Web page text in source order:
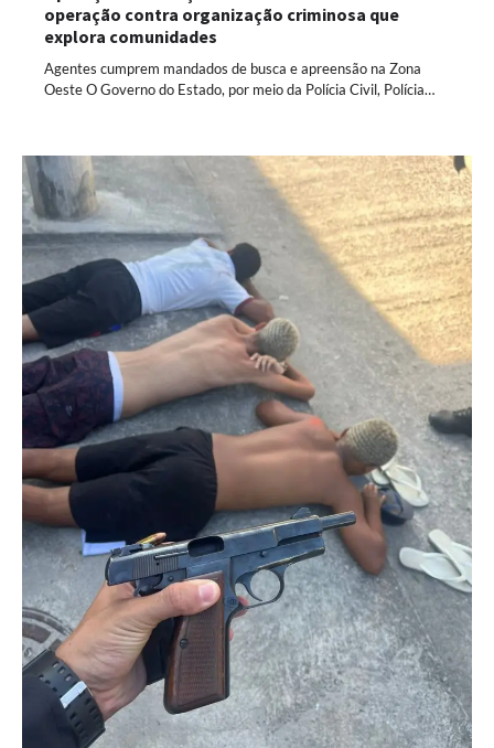
operação contra organização criminosa que
explora comunidades
Agentes cumprem mandados de busca e apreensão na Zona
Oeste O Governo do Estado, por meio da Polícia Civil, Polícia…